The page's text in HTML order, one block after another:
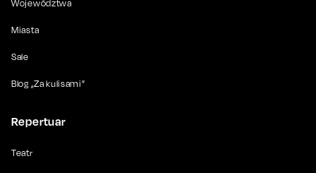
Województwa
Miasta
Sale
Blog „Za kulisami”
Repertuar
Teatr